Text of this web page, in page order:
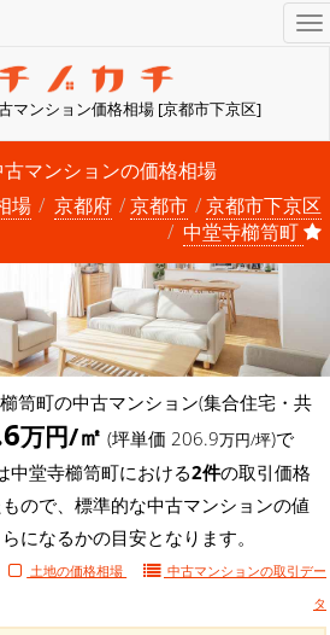
マンション価格相場 [京都市下京区]
古マンションの価格相場
場
京都府 京都市
京都市下京区
中堂寺櫛笥町
笥町の中古マンション(集合住宅・共
万円/㎡ (坪単価 206.9万円/坪)で
中堂寺櫛笥町における2件の取引価格
ので、標準的な中古マンションの値
になるかの目安となります。
土地の価格相場 中古マンションの取引デー
タ